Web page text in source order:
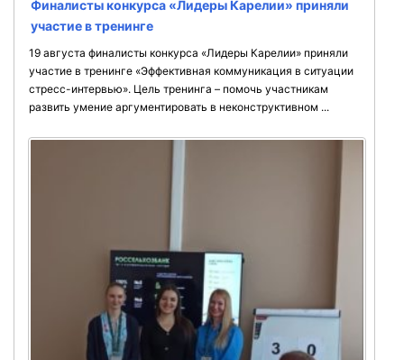
Финалисты конкурса «Лидеры Карелии» приняли
участие в тренинге
19 августа финалисты конкурса «Лидеры Карелии» приняли
участие в тренинге «Эффективная коммуникация в ситуации
стресс-интервью». Цель тренинга – помочь участникам
развить умение аргументировать в неконструктивном ...